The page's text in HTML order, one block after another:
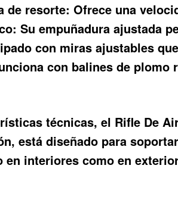
de resorte: Ofrece una
Su empuñadura ajustada
con miras ajustables
con balines de
técnicas, el Rifle De
está diseñado para
interiores como en